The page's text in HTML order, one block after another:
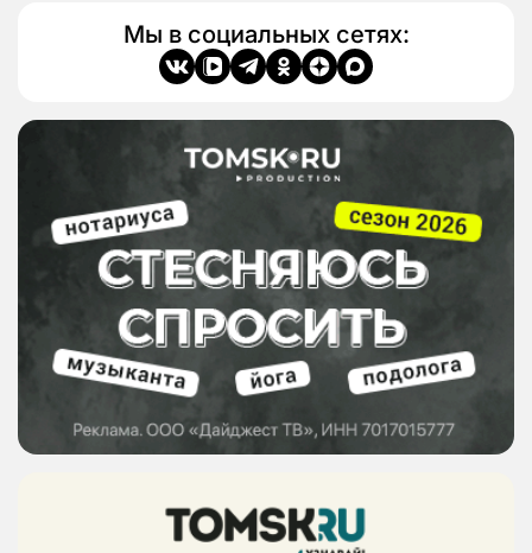
Мы в социальных сетях: